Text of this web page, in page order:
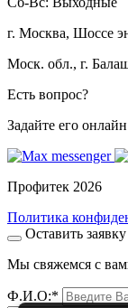
г. Москва, Шоссе
Моск. обл., г.
Есть вопрос?
Задайте его онлайн
Профитек 2026
Политика
Оставить заявку
Мы свяжемся с
Ф.И.О:*